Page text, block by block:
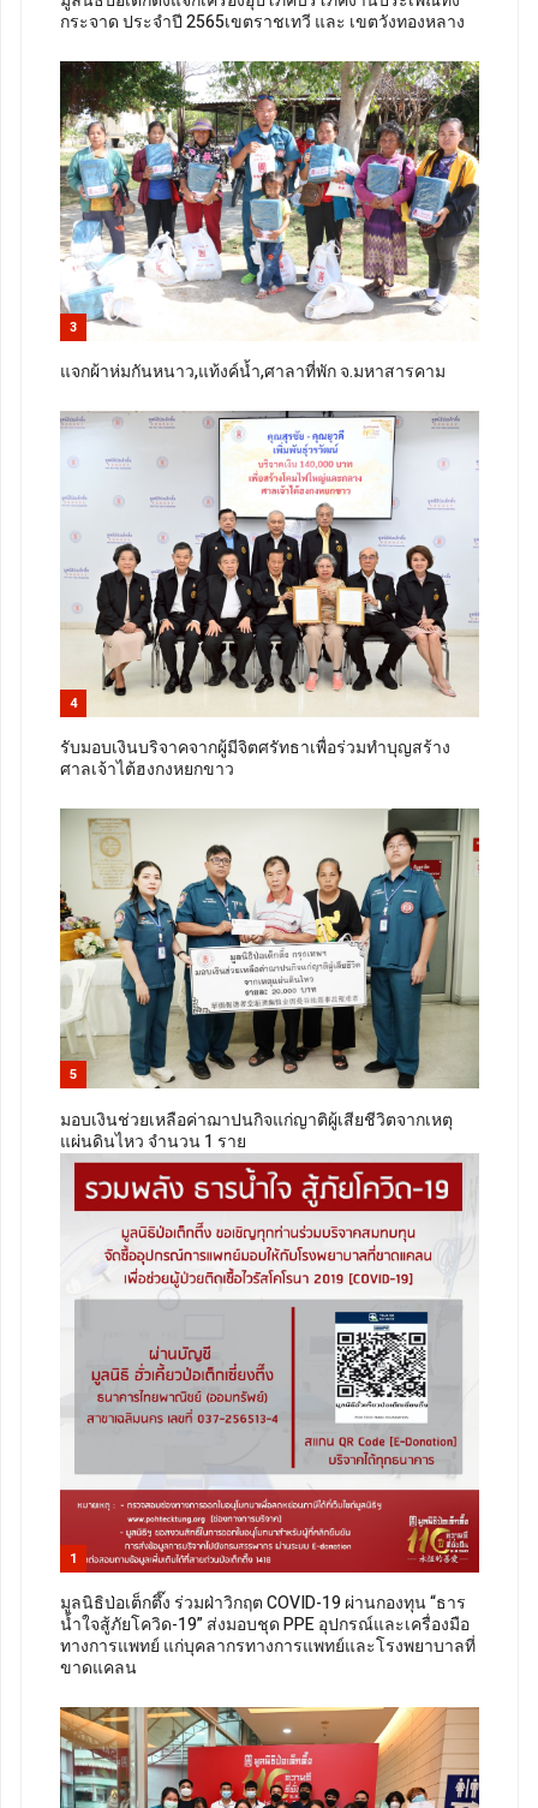
กระจาด ประจำปี 2565เขตราชเทวี และ เขตวังทองหลาง
3
แจกผ้าห่มกันหนาว,แท้งค์น้ำ,ศาลาที่พัก จ.มหาสารคาม
4
รับมอบเงินบริจาคจากผู้มีจิตศรัทธาเพื่อร่วมทำบุญสร้าง
ศาลเจ้าไต้ฮงกงหยกขาว
5
มอบเงินช่วยเหลือค่าฌาปนกิจแก่ญาติผู้เสียชีวิตจากเหตุ
แผ่นดินไหว จำนวน 1 ราย
1
มูลนิธิป่อเต็กตึ๊ง ร่วมฝ่าวิกฤต COVID-19 ผ่านกองทุน “ธาร
น้ำใจสู้ภัยโควิด-19” ส่งมอบชุด PPE อุปกรณ์และเครื่องมือ
ทางการแพทย์ แก่บุคลากรทางการแพทย์และโรงพยาบาลที่
ขาดแคลน